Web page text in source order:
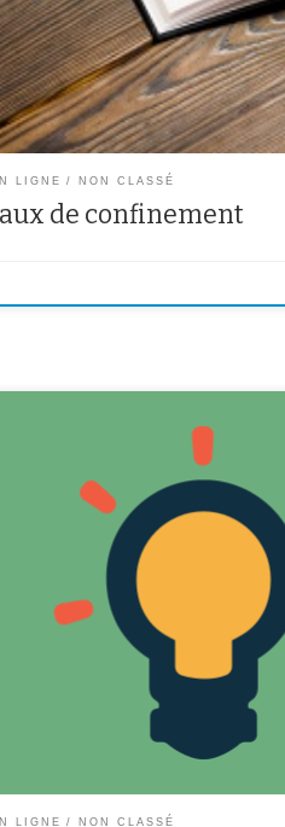
LIGNE NON CLASSÉ
de confinement
Padlet de la technologie pour tous les
gabadji94/admavcsm80kh 6ème
et sources d’énergie Travail à faire :
le dernier cours)A rendre au format
LIGNE NON CLASSÉ